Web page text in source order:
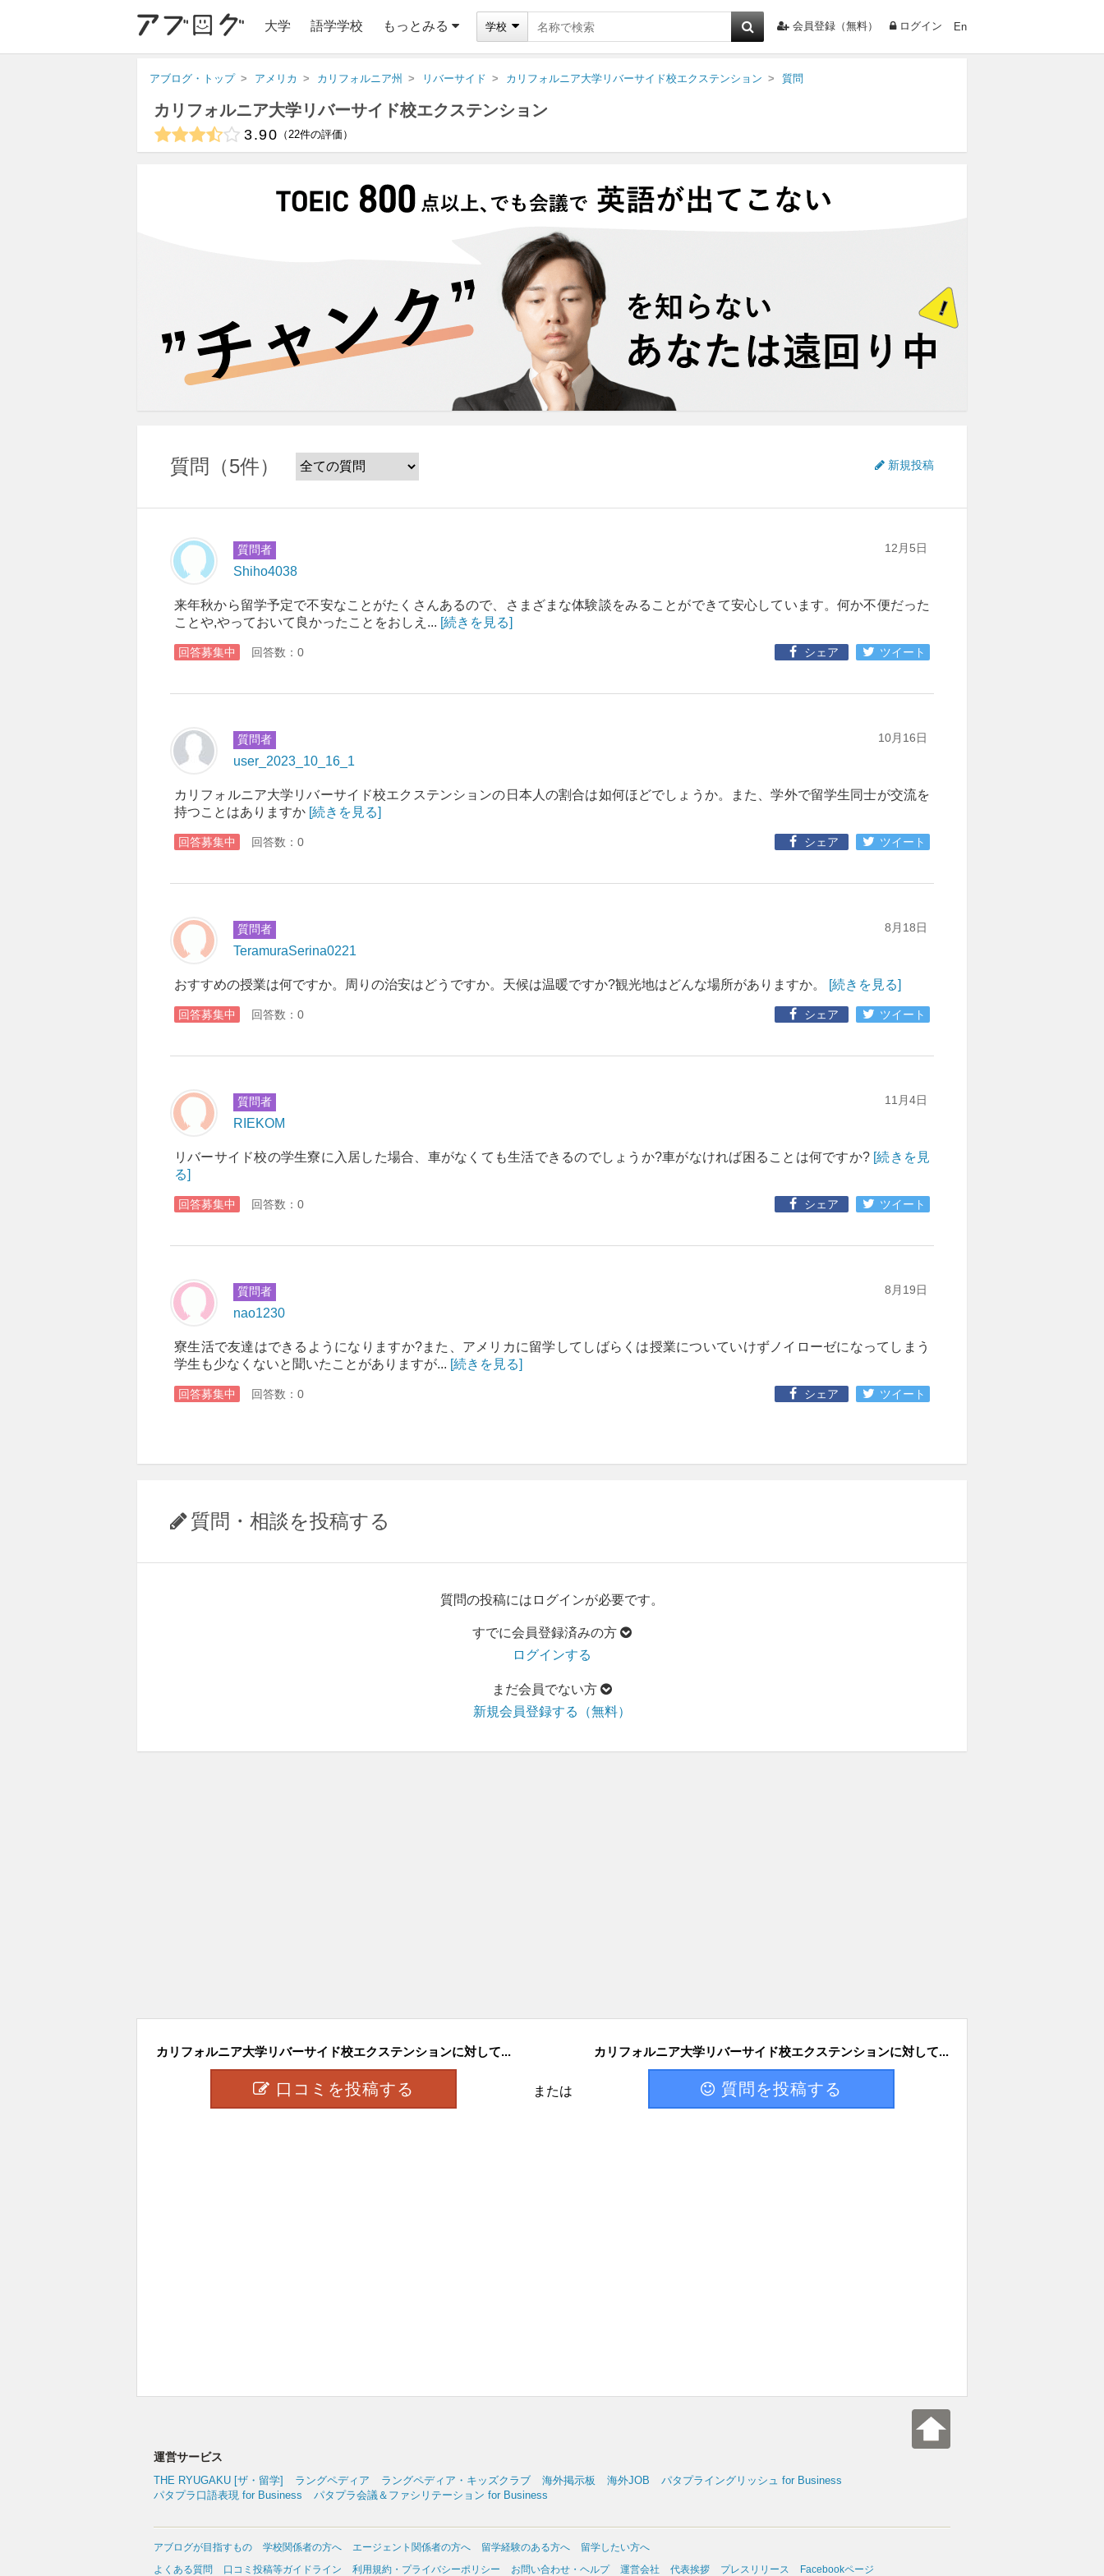
大学 語学学校 もっとみる 学校 会員登録（無料） ログイン En
アブログ・トップ アメリカ カリフォルニア州 リバーサイド カリフォルニア大学リバーサイド校エクステンション 質問
カリフォルニア大学リバーサイド校エクステンション
3.90 22件の評価
質問 5件 新規投稿
質問者
Shiho4038
12月5日
来年秋から留学予定で不安なことがたくさんあるので、さまざまな体験談をみることができて安心しています。何か不便だった
ことや,やっておいて良かったことをおしえ... [続きを見る]
回答募集中 回答数：0 シェア ツイート
質問者
user_2023_10_16_1
10月16日
カリフォルニア大学リバーサイド校エクステンションの日本人の割合は如何ほどでしょうか。また、学外で留学生同士が交流を
持つことはありますか [続きを見る]
回答募集中 回答数：0 シェア ツイート
質問者
TeramuraSerina0221
8月18日
おすすめの授業は何ですか。周りの治安はどうですか。天候は温暖ですか?観光地はどんな場所がありますか。 [続きを見る]
回答募集中 回答数：0 シェア ツイート
質問者
RIEKOM
11月4日
リバーサイド校の学生寮に入居した場合、車がなくても生活できるのでしょうか?車がなければ困ることは何ですか? [続きを見
る]
回答募集中 回答数：0 シェア ツイート
質問者
nao1230
8月19日
寮生活で友達はできるようになりますか?また、アメリカに留学してしばらくは授業についていけずノイローゼになってしまう
学生も少なくないと聞いたことがありますが... [続きを見る]
回答募集中 回答数：0 シェア ツイート
質問・相談を投稿する
質問の投稿にはログインが必要です。
すでに会員登録済みの方
ログインする
まだ会員でない方
新規会員登録する（無料）
カリフォルニア大学リバーサイド校エクステンションに対して...
口コミを投稿する または
カリフォルニア大学リバーサイド校エクステンションに対して...
質問を投稿する
運営サービス
THE RYUGAKU [ザ・留学] ラングペディア ラングペディア・キッズクラブ 海外掲示板 海外JOB
パタプライングリッシュ for Business
パタプラ口語表現 for Business
パタプラ会議＆ファシリテーション for Business
アブログが目指すもの 学校関係者の方へ エージェント関係者の方へ 留学経験のある方へ
留学したい方へ
よくある質問
口コミ投稿等ガイドライン 利用規約・プライバシーポリシー お問い合わせ・ヘルプ 運営会社 代表挨拶 プレスリリース Facebookページ